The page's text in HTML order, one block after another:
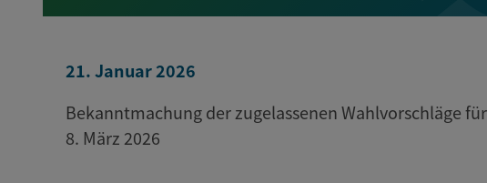
21. Januar 2026
Bekanntmachung der zugelassenen Wahlvorschläge
8. März 2026